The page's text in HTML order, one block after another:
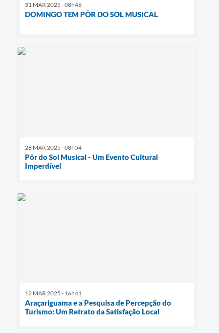
31 MAR 2025 - 08h46
DOMINGO TEM PÔR DO SOL MUSICAL
28 MAR 2025 - 08h54
Pôr do Sol Musical - Um Evento Cultural
Imperdível
12 MAR 2025 - 16h41
Araçariguama e a Pesquisa de Percepção do
Turismo: Um Retrato da Satisfação Local